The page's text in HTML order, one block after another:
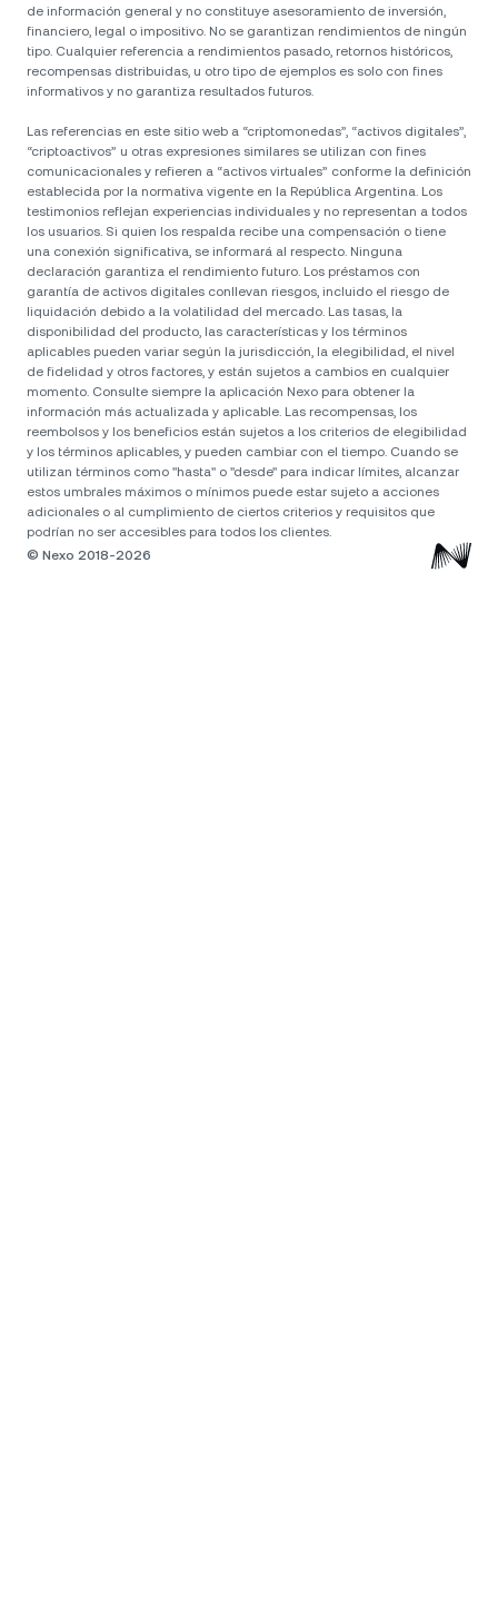
de información general y no constituye asesoramiento de inversión,
financiero, legal o impositivo. No se garantizan rendimientos de ningún
tipo. Cualquier referencia a rendimientos pasado, retornos históricos,
recompensas distribuidas, u otro tipo de ejemplos es solo con fines
informativos y no garantiza resultados futuros.
Las referencias en este sitio web a “criptomonedas”, “activos digitales”,
“criptoactivos” u otras expresiones similares se utilizan con fines
comunicacionales y refieren a “activos virtuales” conforme la definición
establecida por la normativa vigente en la República Argentina. Los
testimonios reflejan experiencias individuales y no representan a todos
los usuarios. Si quien los respalda recibe una compensación o tiene
una conexión significativa, se informará al respecto. Ninguna
declaración garantiza el rendimiento futuro. Los préstamos con
garantía de activos digitales conllevan riesgos, incluido el riesgo de
liquidación debido a la volatilidad del mercado. Las tasas, la
disponibilidad del producto, las características y los términos
aplicables pueden variar según la jurisdicción, la elegibilidad, el nivel
de fidelidad y otros factores, y están sujetos a cambios en cualquier
momento. Consulte siempre la aplicación Nexo para obtener la
información más actualizada y aplicable. Las recompensas, los
reembolsos y los beneficios están sujetos a los criterios de elegibilidad
y los términos aplicables, y pueden cambiar con el tiempo. Cuando se
utilizan términos como "hasta" o "desde" para indicar límites, alcanzar
estos umbrales máximos o mínimos puede estar sujeto a acciones
adicionales o al cumplimiento de ciertos criterios y requisitos que
© Nexo 2018-2026